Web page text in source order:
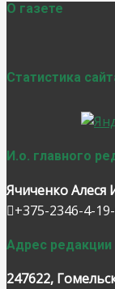
О газете
Статистика
И.о. главного
Ячиченко Алеся
+375-2346-4-
Адрес редакции
247622,